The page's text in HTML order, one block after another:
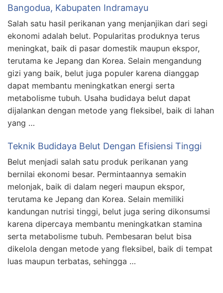
Bangodua, Kabupaten Indramayu
Salah satu hasil perikanan yang menjanjikan dari segi
ekonomi adalah belut. Popularitas produknya terus
meningkat, baik di pasar domestik maupun ekspor,
terutama ke Jepang dan Korea. Selain mengandung
gizi yang baik, belut juga populer karena dianggap
dapat membantu meningkatkan energi serta
metabolisme tubuh. Usaha budidaya belut dapat
dijalankan dengan metode yang fleksibel, baik di lahan
yang …
Teknik Budidaya Belut Dengan Efisiensi Tinggi
Belut menjadi salah satu produk perikanan yang
bernilai ekonomi besar. Permintaannya semakin
melonjak, baik di dalam negeri maupun ekspor,
terutama ke Jepang dan Korea. Selain memiliki
kandungan nutrisi tinggi, belut juga sering dikonsumsi
karena dipercaya membantu meningkatkan stamina
serta metabolisme tubuh. Pembesaran belut bisa
dikelola dengan metode yang fleksibel, baik di tempat
luas maupun terbatas, sehingga …